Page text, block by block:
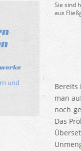
und
Sie sind
aus
man
noch
Das